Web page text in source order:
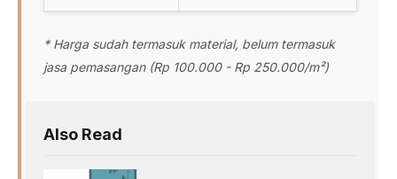
* Harga sudah termasuk material, belum termasuk
jasa pemasangan (Rp 100.000 - Rp 250.000/m²)
Also Read